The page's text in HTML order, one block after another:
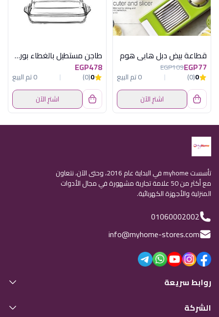
قطاعة بيض دبل هابى هوم
EGP77
EGP109
0
(0)
0 تم البيع
اشترِ الآن
طاجن مستطيل بالغطاء بورجام
EGP478
0
(0)
0 تم البيع
اشترِ الآن
تأسست myhome في البداية عام 2016، وحتى الآن، نتعاون
مع أكثر من 50 علامة تجارية مشهورة في مجال الأدوات
المنزلية والأجهزة الكهربائية.
01060002002
info@myhome-stores.com
روابط سريعة
الشركة